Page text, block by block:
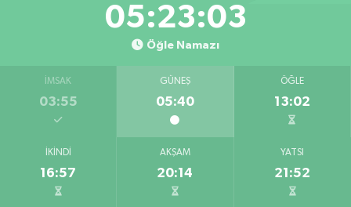
05:23:02
Öğle Namazı
İMSAK
03:55
GÜNEŞ
05:40
ÖĞLE
13:02
İKINDI
16:57
AKŞAM
20:14
YATSI
21:52